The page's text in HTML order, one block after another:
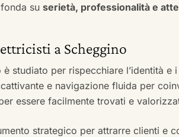
fonda suserietà, professionalità e
a Scheggino
studiato per rispecchiare l’identità e
e navigazione fluida per
essere facilmente trovati e
strategico per attrarre clienti e